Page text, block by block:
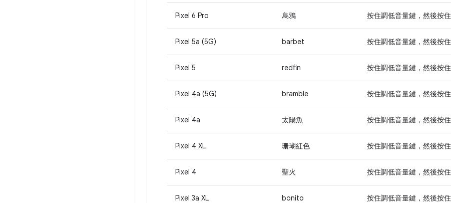
Pixel 6 Pro 烏鴉 按住調低音量鍵，然後按住
Pixel 5a (5G) barbet 按住調低音量鍵，然後按住
Pixel 5 redfin 按住調低音量鍵，然後按住
Pixel 4a (5G) bramble 按住調低音量鍵，然後按住
Pixel 4a 太陽魚 按住調低音量鍵，然後按住
Pixel 4 XL 珊瑚紅色 按住調低音量鍵，然後按住
Pixel 4 聖火 按住調低音量鍵，然後按住
Pixel 3a XL bonito 按住調低音量鍵，然後按住